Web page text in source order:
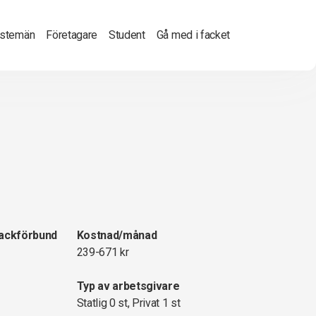
Företagare Student Gå med i facket
Kostnad/månad
239-671 kr
Typ av arbetsgivare
Statlig 0 st, Privat 1 st